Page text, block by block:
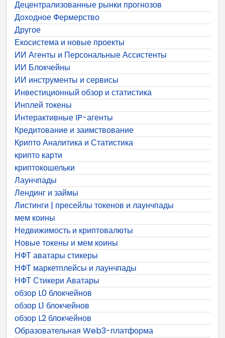
Децентрализованные рынки прогнозов
Доходное Фермерство
Другое
Екосистема и новые проекты
ИИ Агенты и Персональные Ассистенты
ИИ Блокчейны
ИИ инструменты и сервисы
Инвестиционный обзор и статистика
Инплей токены
Интерактивные IP-агенты
Кредитование и заимствование
Крипто Аналитика и Статистика
крипто карти
криптокошельки
Лаунчпады
Лендинг и займы
Листинги | пресейлы токенов и лаунчпады
мем коины
Недвижимость и криптовалюты
Новые токены и мем коины
НФТ аватары стикеры
НФТ маркетплейсы и лаунчпады
НФТ Стикери Аватары
обзор L0 блокчейнов
обзор L1 блокчейнов
обзор L2 блокчейнов
Образовательная Web3-платформа